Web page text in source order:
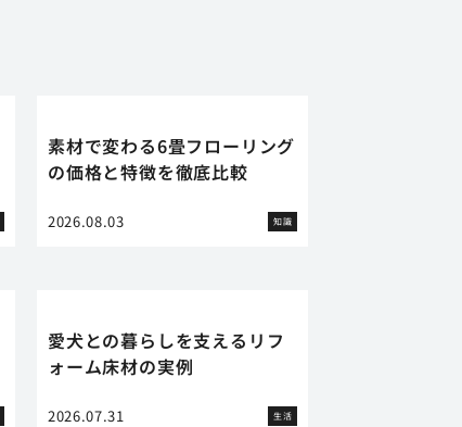
素材で変わる6畳フローリング
の価格と特徴を徹底比較
2026.08.03 知識
愛犬との暮らしを支えるリフ
ォーム床材の実例
2026.07.31 生活